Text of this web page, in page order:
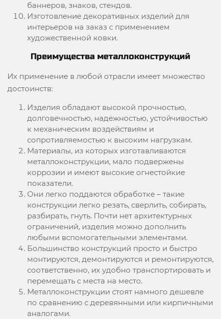
баннеров, знаков, стендов.
Изготовление декоративных изделий для
интерьеров на заказ с применением
художественной ковки.
Преимущества металлоконструкций
Их применение в любой отрасли имеет множество
достоинств:
Изделия обладают высокой прочностью,
долговечностью, надежностью, устойчивостью
к механическим воздействиям и
сопротивляемостью к высоким нагрузкам.
Материалы, из которых изготавливаются
металлоконструкции, мало подвержены
коррозии и имеют высокие огнестойкие
показатели.
Они легко поддаются обработке – такие
конструкции легко резать, сверлить, собирать,
разбирать, гнуть. Почти нет архитектурных
ограничений, изделия можно дополнить
любыми вспомогательными элементами.
Большинство конструкций просто и быстро
монтируются, демонтируются и ремонтируются,
соответственно, их удобно транспортировать и
перемещать с места на место.
Металлоконструкции стоят намного дешевле
по сравнению с деревянными или кирпичными
аналогами.